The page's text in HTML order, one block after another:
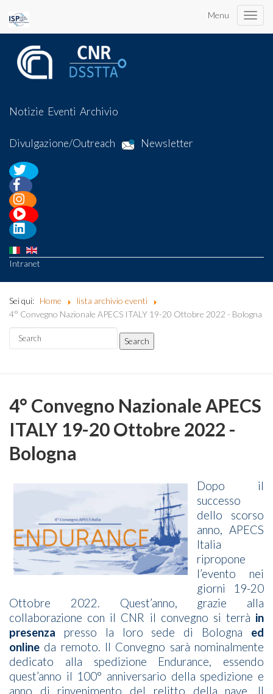
Menu
Toggle
Notizie Eventi Archivio
Divulgazione/Outreach Newsletter
Intranet
Sei qui: Home
lista archivio eventi
4° Convegno Nazionale APECS ITALY 19-20 Ottobre 2022 - Bologna
4° Convegno Nazionale APECS
ITALY 19-20 Ottobre 2022 -
Bologna
Dopo il
successo
dello scorso
anno, APECS
Italia
ripropone
l’evento nei
giorni 19-20
Ottobre 2022. Quest’anno, grazie alla
collaborazione con il CNR il convegno si terrà in
presenza presso la loro sede di Bologna ed
online da remoto. Il Convegno sarà nominalmente
dedicato alla spedizione Endurance, essendo
quest’anno il 100° anniversario della spedizione e
anno di rinvenimento del relitto della nave. Il